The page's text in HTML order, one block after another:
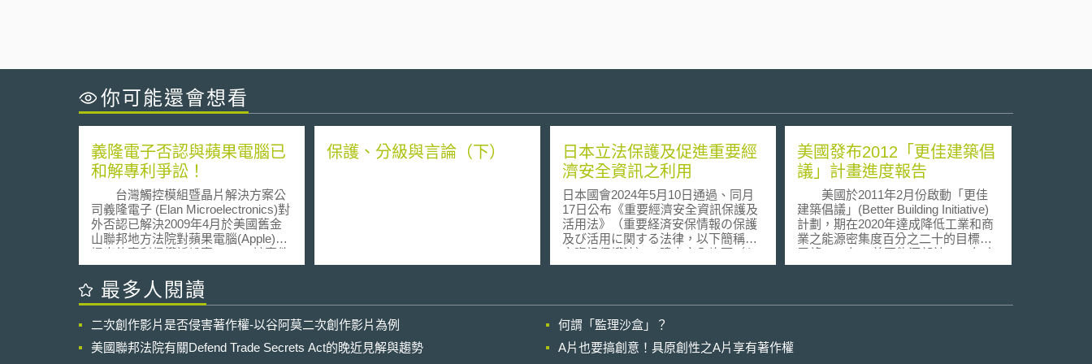
你可能還會想看
義隆電子否認與蘋果電腦已
和解專利爭訟！
台灣觸控模組暨晶片解決方案公
司義隆電子 (Elan Microelectronics)對
外否認已解決2009年4月於美國舊金
山聯邦地方法院對蘋果電腦(Apple)所
提出的專利侵權訴訟案。 該案件
由義隆電子向Apple提出控告，認為
Apple相關產品iPhone, iPod touch及
MacBook，使用到義隆電子兩項專
No.5,825,352(簡稱352專利)，具有可
同時察覺兩個或多個手指接觸感應之
輸入設備之能力；另一U.S. Patent
保護、分級與言論（下）
日本立法保護及促進重要經
濟安全資訊之利用
日本國會2024年5月10日通過、同月
17日公布《重要經濟安全資訊保護及
活用法》（重要経済安保情報の保護
及び活用に関する法律，以下簡稱經
安資訊保護法），建立安全許可（セ
キュリティ・クリアランス）制度，
人員資格等事項，以保護與重要經濟
基礎設施有關，外流可能影響國家及
國民安全之重要資訊，並同時促進此
美國發布2012「更佳建築倡
議」計畫進度報告
美國於2011年2月份啟動「更佳
建築倡議」(Better Building Initiative)
計劃，期在2020年達成降低工業和商
業之能源密集度百分之二十的目標。
展望2013年，美國能源部於2012年底
發布該倡議之進度報告(Progress
最多人閱讀
二次創作影片是否侵害著作權-以谷阿莫二次創作影片為例
何謂「監理沙盒」？
美國聯邦法院有關Defend Trade Secrets Act的晚近見解與趨勢
A片也要搞創意！具原創性之A片享有著作權